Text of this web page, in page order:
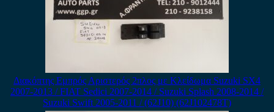
Διακόπτης Εμπρός Αριστερός 2πλος με Κλείδωμα Suzuki SX4
2007-2013 / FIAT Sedici 2007-2014 / Suzuki Splash 2008-2014 /
Suzuki Swift 2005-2011 / (62J10) (62J102478T)